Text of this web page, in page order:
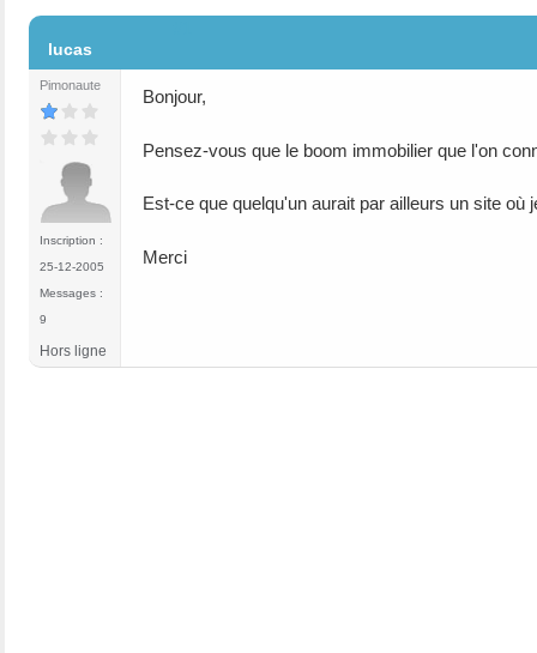
lucas
Pimonaute
Inscription :
25-12-2005
Messages :
9
Bonjour,
Pensez-vous que le boom immobilier que l'on
Est-ce que quelqu'un aurait par ailleurs un site
Merci
Hors ligne